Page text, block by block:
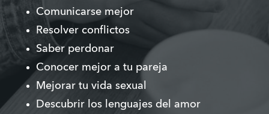
Comunicarse mejor
Resolver conflictos
Saber perdonar
Conocer mejor a tu pareja
Mejorar tu vida sexual
Descubrir los lenguajes del amor